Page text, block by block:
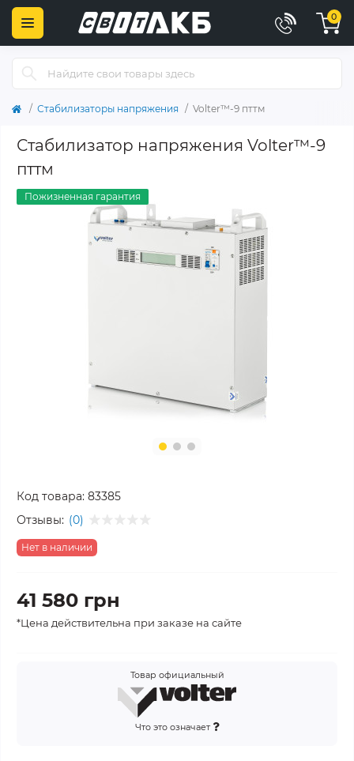
0
Стабилизаторы напряжения Volter™-9 пттм
Стабилизатор напряжения Volter™-9
пттм
Пожизненная гарантия
Код товара: 83385
Отзывы: (0)
Нет в наличии
41 580 грн
*Цена действительна при заказе на сайте
Товар официальный
Что это означает